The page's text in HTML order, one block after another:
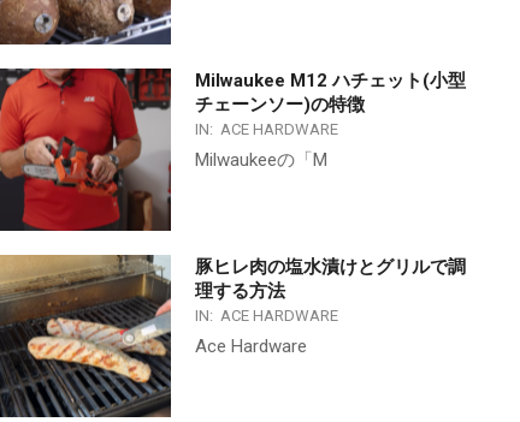
Milwaukee M12 ハチェット(小型
チェーンソー)の特徴
IN: ACE HARDWARE
Milwaukeeの「M
豚ヒレ肉の塩水漬けとグリルで調
理する方法
IN: ACE HARDWARE
Ace Hardware